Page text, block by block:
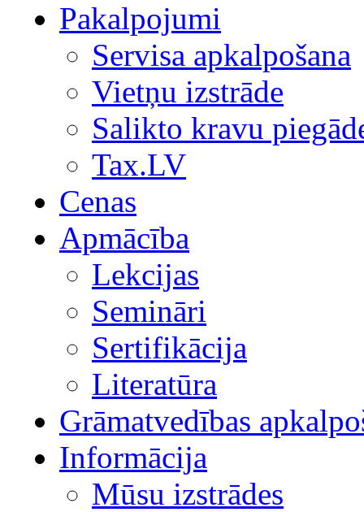
Pakalpojumi
Servisa apkalpošana
Vietņu izstrāde
Salikto kravu
Tax.LV
Cenas
Apmācība
Lekcijas
Semināri
Sertifikācija
Literatūra
Grāmatvedības
Informācija
Mūsu izstrādes